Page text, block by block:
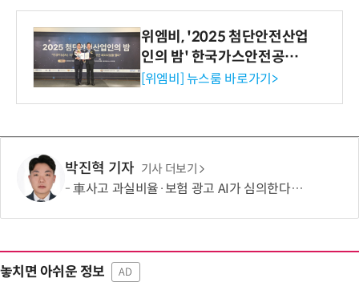
위엠비, '2025 첨단안전산업
인의 밤' 한국가스안전공사
사장상 수상
[위엠비] 뉴스룸 바로가기>
박진혁 기자 기사 더보기
車사고 과실비율·보험 광고 AI가 심의한다…손보협회, 분석 시스템 구축
놓치면 아쉬운 정보 AD